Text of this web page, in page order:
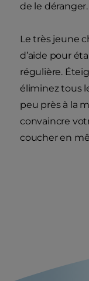
de le déranger.
Le très jeune
d’aide pour
régulière.
éliminez tous
peu près à la
convaincre
coucher en